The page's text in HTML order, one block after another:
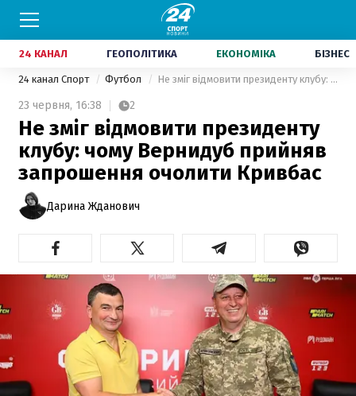
24 КАНАЛ ГЕОПОЛІТИКА ЕКОНОМІКА БІЗНЕС
24 канал Спорт Футбол Не зміг відмовити президенту клубу: чому Вернидуб прийняв запрошення очолити Кривбас
23 червня, 16:38 2
Не зміг відмовити президенту
клубу: чому Вернидуб прийняв
запрошення очолити Кривбас
Дарина Жданович